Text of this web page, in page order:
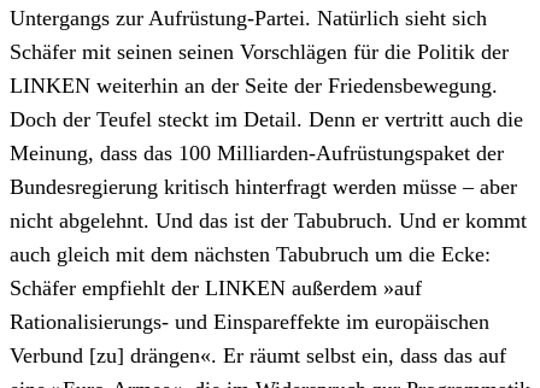
Untergangs zur Aufrüstung-Partei. Natürlich sieht sich
Schäfer mit seinen seinen Vorschlägen für die Politik der
LINKEN weiterhin an der Seite der Friedensbewegung.
Doch der Teufel steckt im Detail. Denn er vertritt auch die
Meinung, dass das 100 Milliarden-Aufrüstungspaket der
Bundesregierung kritisch hinterfragt werden müsse – aber
nicht abgelehnt. Und das ist der Tabubruch. Und er kommt
auch gleich mit dem nächsten Tabubruch um die Ecke:
Schäfer empfiehlt der LINKEN außerdem »auf
Rationalisierungs- und Einspareffekte im europäischen
Verbund [zu] drängen«. Er räumt selbst ein, dass das auf